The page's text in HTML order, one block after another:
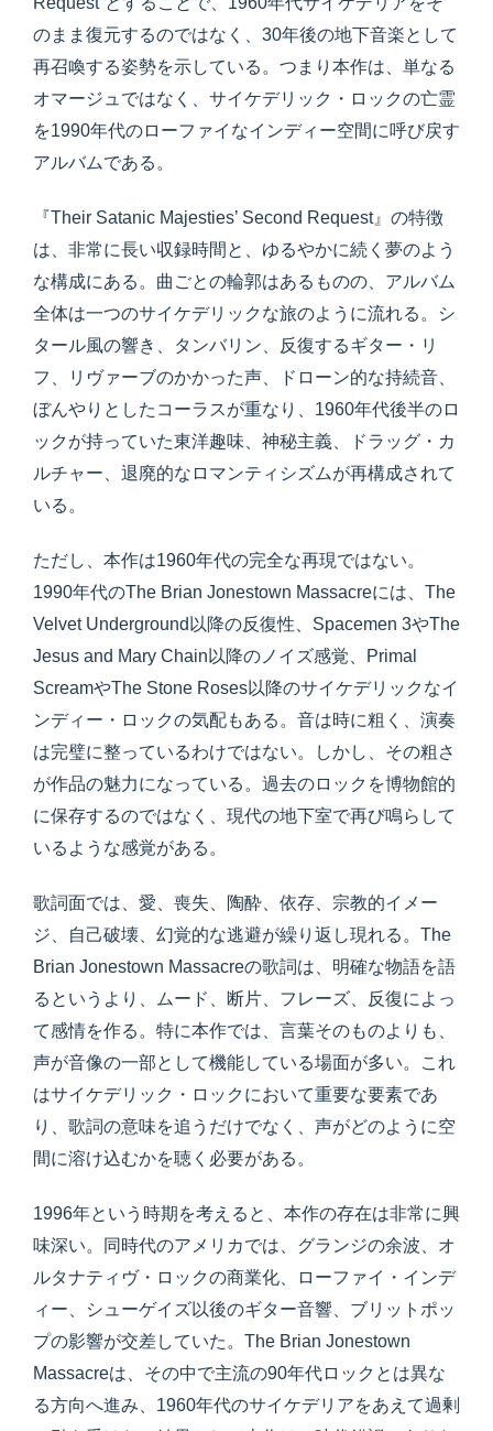
のまま復元するのではなく、30年後の地下音楽として
再召喚する姿勢を示している。つまり本作は、単なる
オマージュではなく、サイケデリック・ロックの亡霊
を1990年代のローファイなインディー空間に呼び戻す
アルバムである。
『Their Satanic Majesties’ Second Request』の特徴
は、非常に長い収録時間と、ゆるやかに続く夢のよう
な構成にある。曲ごとの輪郭はあるものの、アルバム
全体は一つのサイケデリックな旅のように流れる。シ
タール風の響き、タンバリン、反復するギター・リ
フ、リヴァーブのかかった声、ドローン的な持続音、
ぼんやりとしたコーラスが重なり、1960年代後半のロ
ックが持っていた東洋趣味、神秘主義、ドラッグ・カ
ルチャー、退廃的なロマンティシズムが再構成されて
いる。
ただし、本作は1960年代の完全な再現ではない。
1990年代のThe Brian Jonestown Massacreには、The
Velvet Underground以降の反復性、Spacemen 3やThe
Jesus and Mary Chain以降のノイズ感覚、Primal
ScreamやThe Stone Roses以降のサイケデリックなイ
ンディー・ロックの気配もある。音は時に粗く、演奏
は完璧に整っているわけではない。しかし、その粗さ
が作品の魅力になっている。過去のロックを博物館的
に保存するのではなく、現代の地下室で再び鳴らして
いるような感覚がある。
歌詞面では、愛、喪失、陶酔、依存、宗教的イメー
ジ、自己破壊、幻覚的な逃避が繰り返し現れる。The
Brian Jonestown Massacreの歌詞は、明確な物語を語
るというより、ムード、断片、フレーズ、反復によっ
て感情を作る。特に本作では、言葉そのものよりも、
声が音像の一部として機能している場面が多い。これ
はサイケデリック・ロックにおいて重要な要素であ
り、歌詞の意味を追うだけでなく、声がどのように空
間に溶け込むかを聴く必要がある。
1996年という時期を考えると、本作の存在は非常に興
味深い。同時代のアメリカでは、グランジの余波、オ
ルタナティヴ・ロックの商業化、ローファイ・インデ
ィー、シューゲイズ以後のギター音響、ブリットポッ
プの影響が交差していた。The Brian Jonestown
Massacreは、その中で主流の90年代ロックとは異な
る方向へ進み、1960年代のサイケデリアをあえて過剰